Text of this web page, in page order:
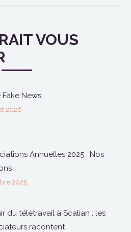
VOUS
News
2026
Annuelles 2025 : Nos
2025
du télétravail à Scalian : les
racontent